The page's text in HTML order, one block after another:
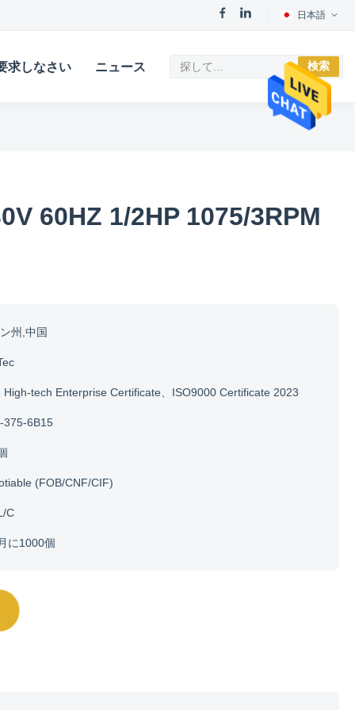
日本語
求しなさい ニュース 検索
60HZ 1/2HP 1075/3RPM
州,中国
High-tech Enterprise Certificate、ISO9000 Certificate 2023
375-6B15
(FOB/CNF/CIF)
C
に1000個